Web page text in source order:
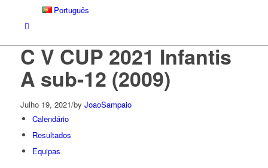
Português
C V CUP 2021 Infantis
A sub-12 (2009)
Julho 19, 2021/by JoaoSampaio
Calendário
Resultados
Equipas